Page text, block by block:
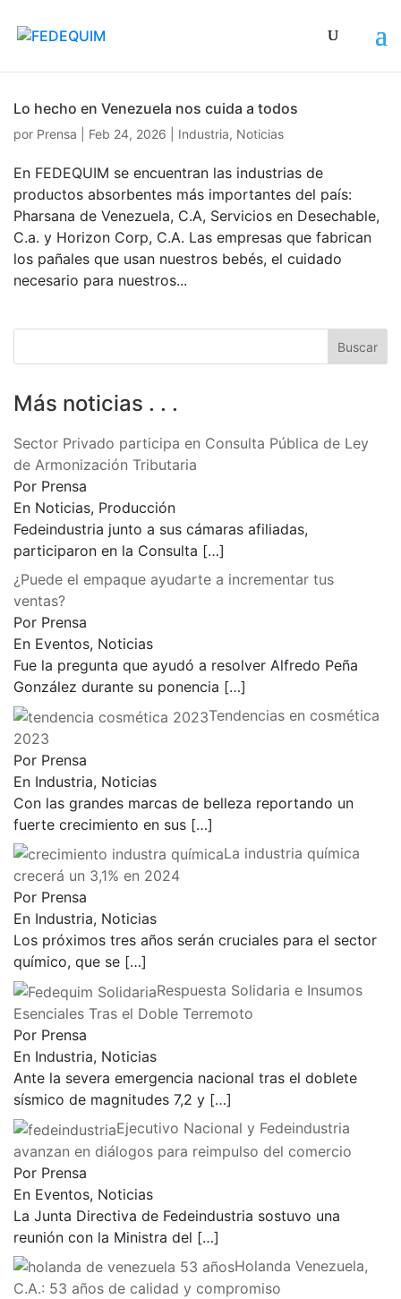
Lo hecho en Venezuela nos cuida a todos
por Prensa Feb 24, 2026 Industria, Noticias
En FEDEQUIM se encuentran las industrias de
productos absorbentes más importantes del país:
Pharsana de Venezuela, C.A, Servicios en Desechable,
C.a. y Horizon Corp, C.A. Las empresas que fabrican
los pañales que usan nuestros bebés, el cuidado
necesario para nuestros...
Más noticias . . .
Sector Privado participa en Consulta Pública de Ley
de Armonización Tributaria
Por Prensa
En Noticias, Producción
Fedeindustria junto a sus cámaras afiliadas,
participaron en la Consulta […]
¿Puede el empaque ayudarte a incrementar tus
ventas?
Por Prensa
En Eventos, Noticias
Fue la pregunta que ayudó a resolver Alfredo Peña
González durante su ponencia […]
Tendencias en cosmética
2023
Por Prensa
En Industria, Noticias
Con las grandes marcas de belleza reportando un
fuerte crecimiento en sus […]
La industria química
crecerá un 3,1% en 2024
Por Prensa
En Industria, Noticias
Los próximos tres años serán cruciales para el sector
químico, que se […]
Respuesta Solidaria e Insumos
Esenciales Tras el Doble Terremoto
Por Prensa
En Industria, Noticias
Ante la severa emergencia nacional tras el doblete
sísmico de magnitudes 7,2 y […]
Ejecutivo Nacional y Fedeindustria
avanzan en diálogos para reimpulso del comercio
Por Prensa
En Eventos, Noticias
La Junta Directiva de Fedeindustria sostuvo una
reunión con la Ministra del […]
Holanda Venezuela,
C.A.: 53 años de calidad y compromiso